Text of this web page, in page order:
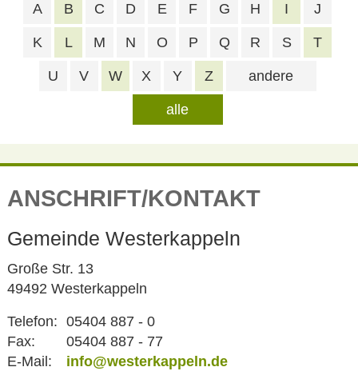
alle
A B C D E F G H I J
K L M N O P Q R S T
U V W X Y Z andere
ANSCHRIFT/KONTAKT
Gemeinde Westerkappeln
Große Str. 13
49492 Westerkappeln
Telefon: 05404 887 - 0
Fax:
05404 887 - 77
E-Mail:
info@westerkappeln.de